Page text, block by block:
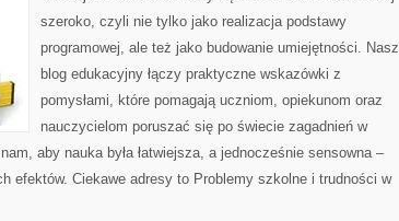
szeroko, czyli nie tylko jako realizacja podstawy
programowej, ale też jako budowanie umiejętności. Nasz
blog edukacyjny łączy praktyczne wskazówki z
pomysłami, które pomagają uczniom, opiekunom oraz
nauczycielom poruszać się po świecie zagadnień w
aby nauka była łatwiejsza, a jednocześnie sensowna –
efektów. Ciekawe adresy to Problemy szkolne i trudności w